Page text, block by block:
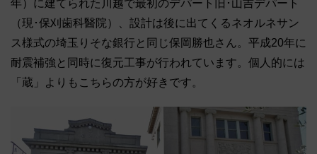
年）に建てられた川越で最初のデパート旧･山吉デパート
（現･保刈歯科醫院）、設計は後に出てくるネオルネサン
ス様式の埼玉りそな銀行と同じ保岡勝也さん。平成20年に
耐震補強と同時に復元工事が行われています。個人的には
「蔵」よりもこちらの方が好きです。